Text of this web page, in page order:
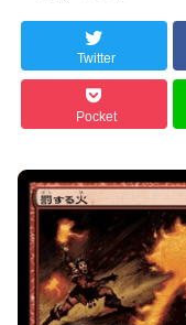
Twitter
Pocket